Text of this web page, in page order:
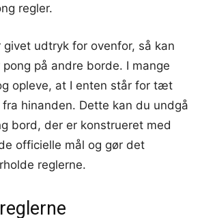
regler.
givet udtryk for ovenfor, så kan
på andre borde. I mange
opleve, at I enten står for tæt
hinanden. Dette kan du undgå
bord, der er konstrueret med
officielle mål og gør det
reglerne.